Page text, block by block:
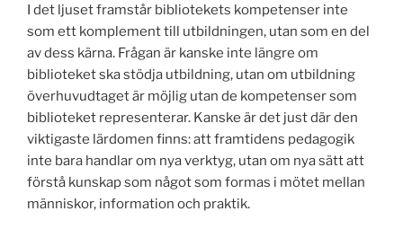
I det ljuset framstår bibliotekets kompetenser inte
som ett komplement till utbildningen, utan som en del
av dess kärna. Frågan är kanske inte längre om
biblioteket ska stödja utbildning, utan om utbildning
överhuvudtaget är möjlig utan de kompetenser som
biblioteket representerar. Kanske är det just där den
viktigaste lärdomen finns: att framtidens pedagogik
inte bara handlar om nya verktyg, utan om nya sätt att
förstå kunskap som något som formas i mötet mellan
människor, information och praktik.